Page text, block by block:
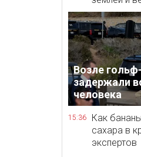
Возле
задержали
человека
15:36
Как
сахара в
экспертов